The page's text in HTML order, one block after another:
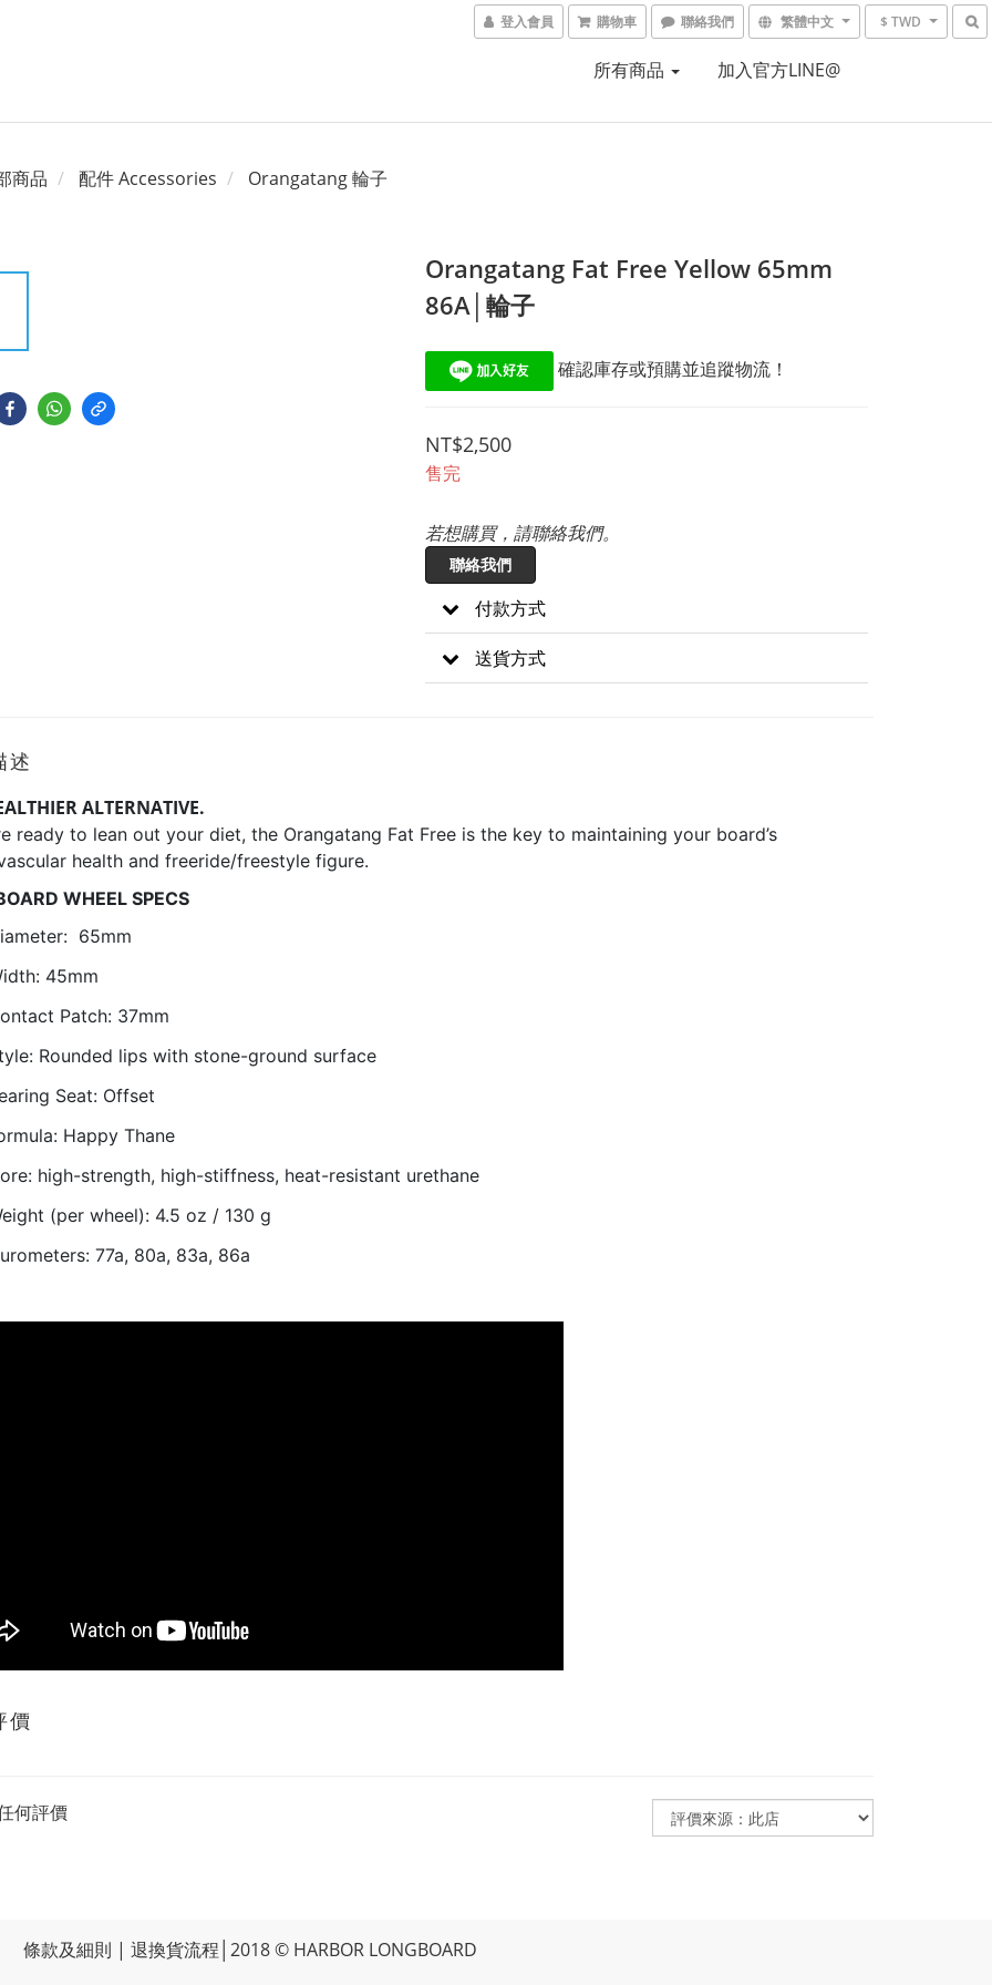
登入會員 購物車 聯絡我們 繁體中文 $ TWD
所有商品 加入官方LINE@
商品 配件 Accessories Orangatang 輪子
Orangatang Fat Free Yellow 65mm
86A│輪子
確認庫存或預購並追蹤物流！
NT$2,500
售完
若想購買，請聯絡我們。
聯絡我們
付款方式
送貨方式
述
ALTERNATIVE.
ready to lean out your diet, the Orangatang Fat Free is the key to maintaining your board’s
health and freeride/freestyle figure.
WHEEL SPECS
65mm
45mm
Patch: 37mm
Rounded lips with stone-ground surface
Seat: Offset
Happy Thane
high-strength, high-stiffness, heat-resistant urethane
(per wheel): 4.5 oz / 130 g
77a, 80a, 83a, 86a
價
何評價
條款及細則 | 退換貨流程 │2018 © HARBOR LONGBOARD